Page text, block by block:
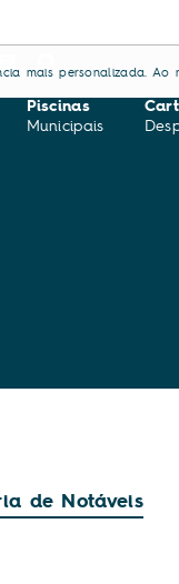
mais personalizada.
Piscinas
Municipais
de Notáveis